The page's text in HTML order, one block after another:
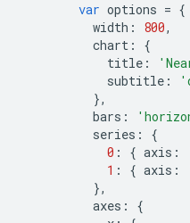
var options = {
width : 800,
chart :
{
title :
subtitle :
},
bars :
series :
{
0 : { axis :
1 : { axis :
},
axes :
{